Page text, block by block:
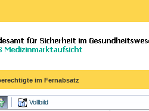
im Fernabsatz
Vollbild